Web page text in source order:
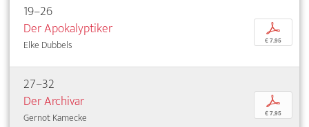
19–26
Der Apokalyptiker
Elke Dubbels
p
€ 7,95
27–32
Der Archivar
Gernot Kamecke
p
€ 7,95